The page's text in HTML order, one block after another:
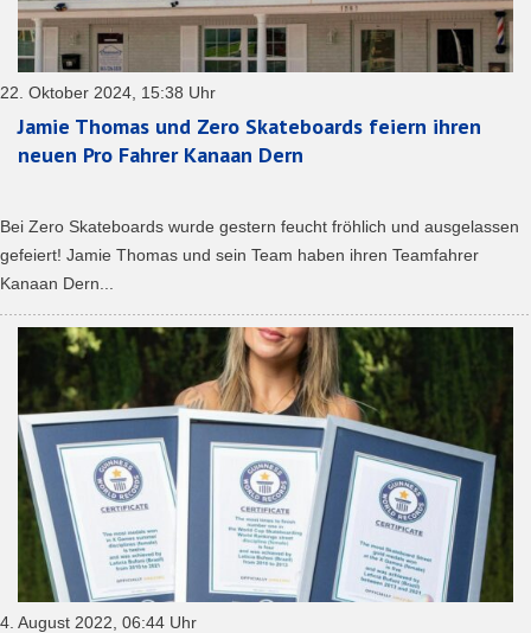
22. Oktober 2024, 15:38 Uhr
Jamie Thomas und Zero Skateboards feiern ihren
neuen Pro Fahrer Kanaan Dern
Bei Zero Skateboards wurde gestern feucht fröhlich und ausgelassen
gefeiert! Jamie Thomas und sein Team haben ihren Teamfahrer
Kanaan Dern...
4. August 2022, 06:44 Uhr